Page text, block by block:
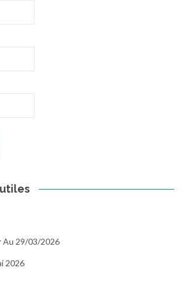
Au 29/03/2026
2026